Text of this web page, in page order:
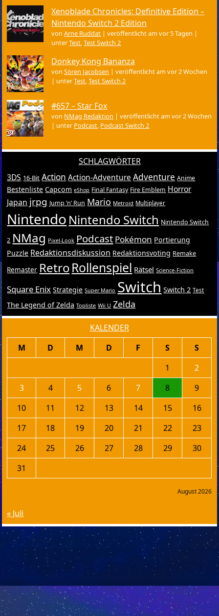
Xenoblade Chronicles: Definitive Edition –
Nintendo Switch 2 Edition
vonArne Ruddat |veröffentlicht am vor 5 Tagen |
unterTest,Test Switch 2
Donkey Kong Bananza
vonSören Jacobsen |veröffentlicht am vor 2 Wochen
| unterTest,Test Switch 2
#657 – Star Fox
von NMag Redaktion |veröffentlicht am vor 2 Wochen
| unter Podcast, Podcast Switch 2
SCHLAGWÖRTER
3DS 16-Bit Action Action-Adventure Adventure Anime
Bestenliste Capcom eShop Final Fantasy Fire Emblem Horror
Japan jrpg Jump ’n’ Run Mario Metroid Multiplayer
Nintendo Nintendo Switch Nintendo Switch
2 NMag Pixel-Look Podcast Pokémon Portierung
Puzzle Redaktionsdiskussion Redaktionsvoting Remake
Remaster RetroRollenspiel Rätsel Science-Fiction
Square Enix Strategie Super Mario Switch Switch 2 Test
The Legend of Zelda Topliste Wii U Zelda
KALENDER
August 2026
M D M D F S
S
1
2
3
4 5 6 7 8
9
10
11 12 13 14 15
16
17
18 19 20 21 22
23
24
25 26 27 28 29
30
31
« Juli